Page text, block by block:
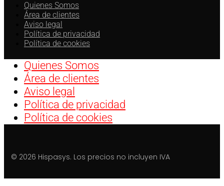
Quienes Somos
Área de clientes
Aviso legal
Política de privacidad
Política de cookies
Quienes Somos
Área de clientes
Aviso legal
Política de privacidad
Política de cookies
© 2026 Hispasys. Los precios no incluyen IVA